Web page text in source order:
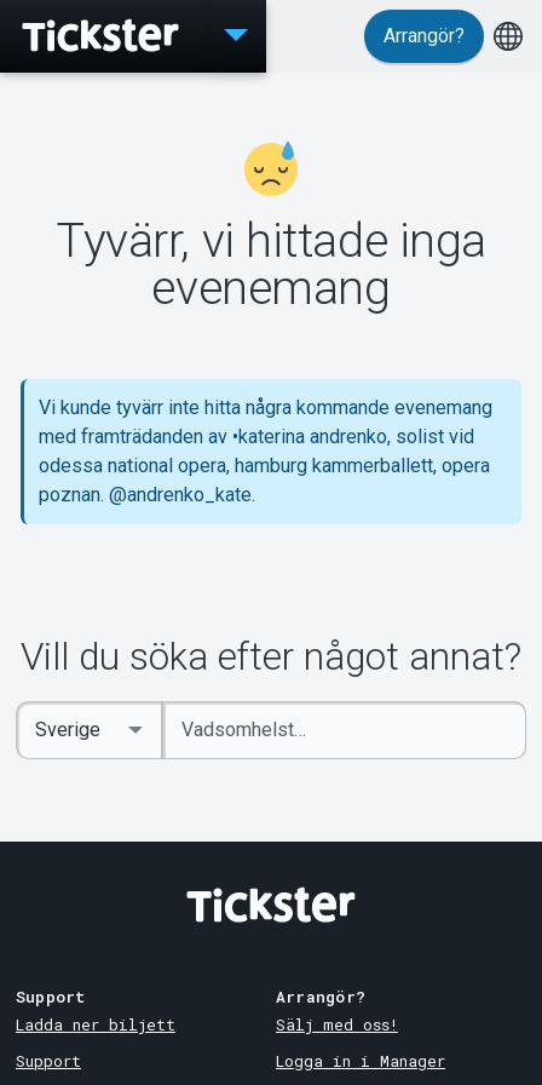
Evenemang
MyTickster
Support
Arrangör?
Tyvärr, vi hittade inga
evenemang
Vi kunde tyvärr inte hitta några kommande evenemang
med framträdanden av •katerina andrenko, solist vid
odessa national opera, hamburg kammerballett, opera
poznan. @andrenko_kate.
Vill du söka efter något annat?
Ange
sökord
Select
Country
Support
Ladda ner biljett
Support
Arrangör?
Sälj med oss!
Logga in i Manager